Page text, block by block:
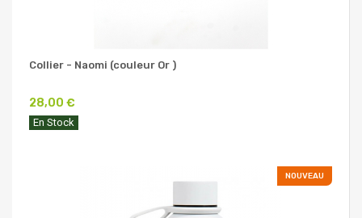
Collier - Naomi (couleur Or )
28,00 €
En Stock
NOUVEAU